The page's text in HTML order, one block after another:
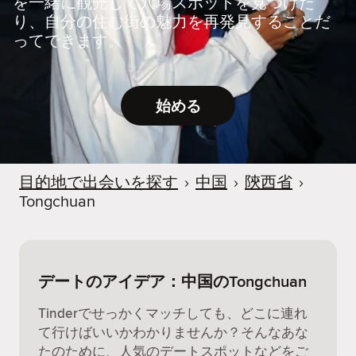
を一緒に観光して穴場スポットを見つけた
り、自分の住む街の魅力を再発見することだ
ってできます。
始める
目的地で出会いを探す › 中国 › 陝西省 ›
Tongchuan
デートのアイデア：中国のTongchuan
Tinderでせっかくマッチしても、どこに連れ
て行けばいいかわかりませんか？そんなあな
たのために、人気のデートスポットなどをご